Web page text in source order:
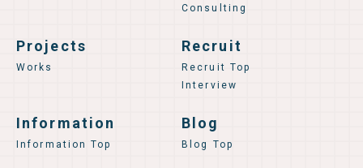
Consulting
Projects
Works
Recruit
Recruit Top
Interview
Information
Information Top
Blog
Blog Top